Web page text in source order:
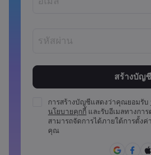
รหัสผ่านต้องมีตัวพิมพ์ใหญ่อย่างน้อย
รหัสผ่านต้องมีตัวพิมพ์เล็กอย่างน้อย
รหัสผ่านจะต้องประกอบด้วย
+=:;&lt;&lt;&gt;{{,[[]?,.
ไม่สามารถใช้รหัสผ่านที่คาดเดาง่าย
การสร้างบัญชีแสดงว่าคุณยอมรับ
นโยบายคุกกี้ และรับอีเมลทางกา
สามารถจัดการได้ภายใต้การตั้ง
คุณ